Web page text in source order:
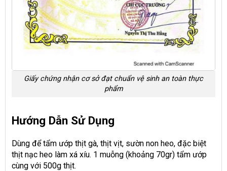
Giấy chứng nhận cơ sở đạt chuẩn vệ sinh an toàn thực
phẩm
Hướng Dẫn Sử Dụng
Dùng để tẩm ướp thịt gà, thịt vịt, sườn non heo, đặc biệt
thịt nạc heo làm xá xíu. 1 muỗng (khoảng 70gr) tẩm ướp
cùng với 500g thịt.